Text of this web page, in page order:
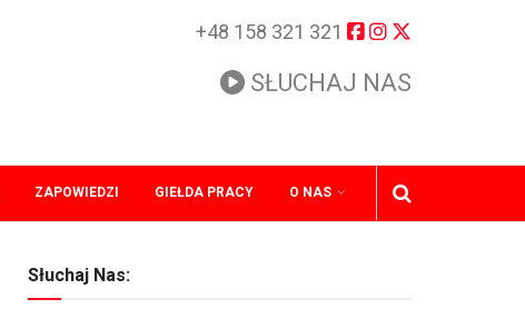
+48 158 321 321
SŁUCHAJ NAS
ZAPOWIEDZI GIEŁDA PRACY O NAS
Słuchaj Nas: